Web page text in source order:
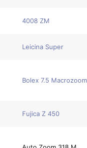
4008 ZM
Leicina Super
Bolex 7.5 Macrozoom
Fujica Z 450